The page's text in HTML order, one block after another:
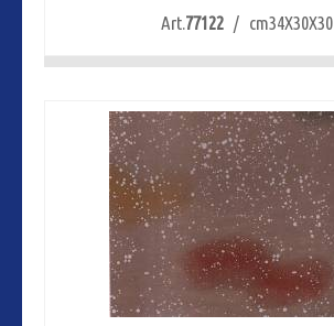
Art.77122 / cm34X30X30